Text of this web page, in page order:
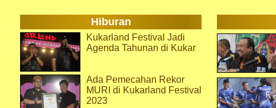
Hiburan
Kukarland Festival Jadi
Agenda Tahunan di Kukar
Ada Pemecahan Rekor
MURI di Kukarland Festival
2023